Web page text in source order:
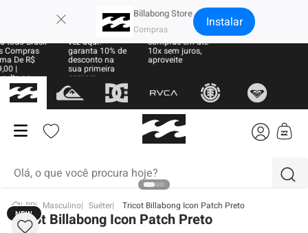
Billabong Store Instalar
todo Brasil
Compras
De R$
|
as
Sua primeira
vez aqui?
garanta 10% de
desconto na
sua primeira
compra
Parcele suas
compras em até
10x sem juros,
aproveite
NEW
BB Masculino Suéter Tricot Billabong Icon Patch Preto
Tricot Billabong Icon Patch Preto
termos mais buscados